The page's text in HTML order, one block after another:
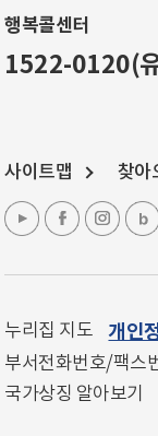
행복콜센터
1522-0120(
사이트맵 찾아
누리집 지도 개인
부서전화번호/팩스
국가상징 알아보기